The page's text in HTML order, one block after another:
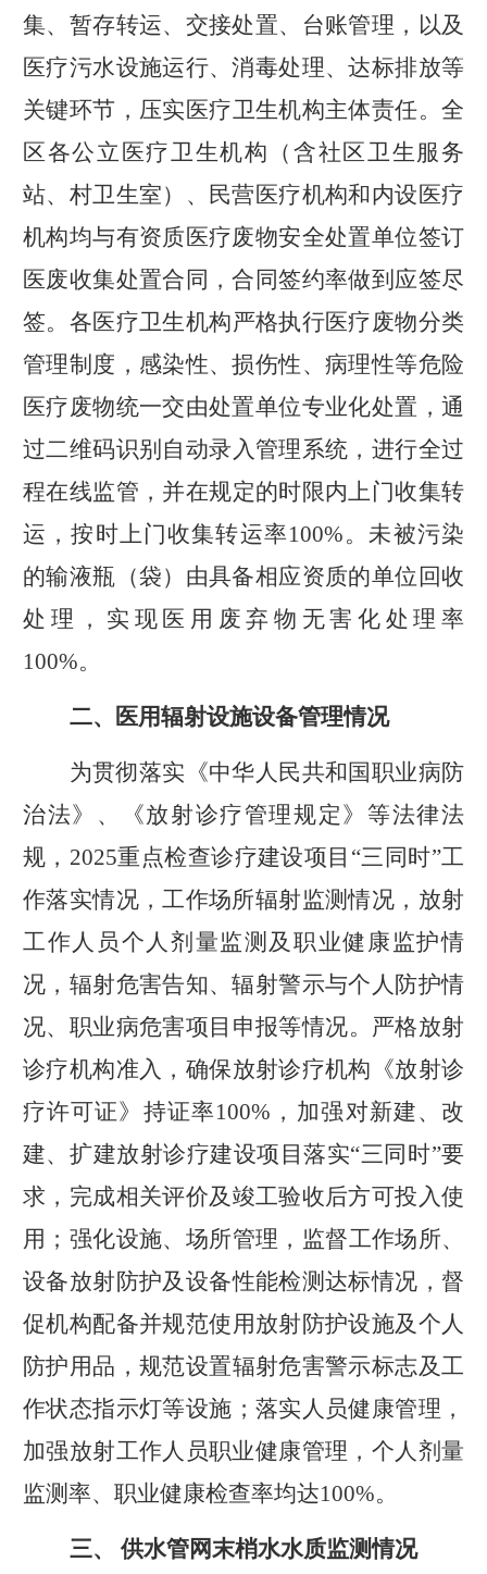
集、暂存转运、交接处置、台账管理 ，以及
医疗污水设施运行、消毒处理、达标排放等
关键环节，压实 医疗卫生机构主体责任。全
区各公立医疗卫生机构（含社区卫生服务
站、村卫生室）、民营医疗机构和内设医疗
机构均与有资质医疗废物安全处置单位签订
医废收集处置合同，合同签约率做到应签尽
签。 各医疗卫生机构严格执行医疗废物分类
管理制度，感染性、损伤性、病理性等危险
医疗废物统一交由处置单位专业化处置，通
过二维码识别自动录入管理系统，进行全过
程在线监管 ， 并在规定的时限内上门收集转
运，按时上门收集转运率100%。未被污染
的输液瓶（袋）由具备相应资质的单位回收
处理， 实现医用废弃物无害化处理率
100%。
二、医用辐射设施设备管理情况
为贯彻落实《中华人民共和国职业病防
治法》、《放射诊疗管理规定》等法律法
规，2025重点检查诊疗建设项目“三同时”工
作落实情况，工作场所辐射监测情况，放射
工作人员个人剂量监测及职业健康监护情
况，辐射危害告知、辐射警示与个人防护情
况、 职业病危害项目申报等情况。严格放射
诊疗机构准入，确保放射诊疗机构《放射诊
疗许可证》持证率100% ， ‌加强对新建、改
建、扩建放射诊疗建设项目落实“三同时”要
求 ， 完成相关评价及 竣工验收后方可投入使
用 ； 强化设施、 场所管理 ， 监督工作场所、
设备放射防护及 设备性能检测达标情况，督
促机构配备并规范使用放射防护设施及个人
防护用品， 规范设置辐射危害警示标志及工
作状态指示灯等设施 ； ‌‌落实人员健康管理 ，
加强放射工作人员职业健康管理，个人剂量
监测率、职业健康检查率均达100%。
三、‌ 供水管网末梢水水质监测情况